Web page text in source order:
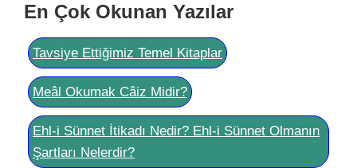
En Çok Okunan Yazılar
Tavsiye Ettiğimiz Temel Kitaplar
Meâl Okumak Câiz Midir?
Ehl-i Sünnet İtikadı Nedir? Ehl-i Sünnet Olmanın
Şartları Nelerdir?